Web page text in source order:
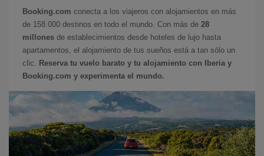
Booking.com conecta a los viajeros con alojamientos en más
de 158.000 destinos en todo el mundo. Con más de 28
millones de establecimientos desde hoteles de lujo hasta
apartamentos, el alojamiento de tus sueños está a tan sólo un
clic.
Reserva tu vuelo barato y tu alojamiento con Iberia y
Booking.com y experimenta el mundo.